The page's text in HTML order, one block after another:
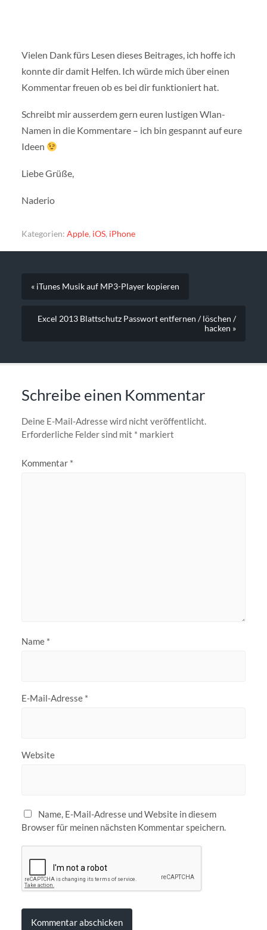
Vielen Dank fürs Lesen dieses Beitrages, ich hoffe ich
konnte dir damit Helfen. Ich würde mich über einen
Kommentar freuen ob es bei dir funktioniert hat.
Schreibt mir ausserdem gern euren lustigen Wlan-
Namen in die Kommentare – ich bin gespannt auf eure
Ideen
Liebe Grüße,
Naderio
Kategorien: Apple, iOS, iPhone
« iTunes Musik auf MP3-Player kopieren
Excel 2013 Blattschutz Passwort entfernen / löschen /
hacken »
Schreibe einen Kommentar
Deine E-Mail-Adresse wird nicht veröffentlicht.
Erforderliche Felder sind mit * markiert
Kommentar *
Name *
E-Mail-Adresse *
Website
Name, E-Mail-Adresse und Website in diesem
Browser für meinen nächsten Kommentar speichern.